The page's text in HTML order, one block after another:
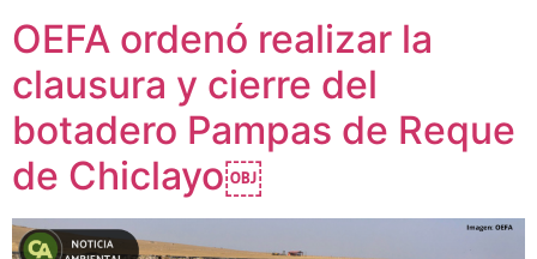
OEFA ordenó realizar la
clausura y cierre del
botadero Pampas de Reque
de Chiclayo￼